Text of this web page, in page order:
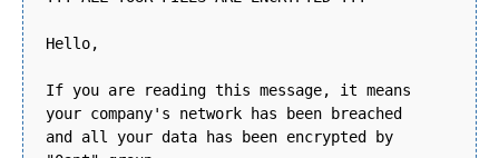
Hello,
If you are reading this message, it means
your company's network has been breached
and all your data has been encrypted by